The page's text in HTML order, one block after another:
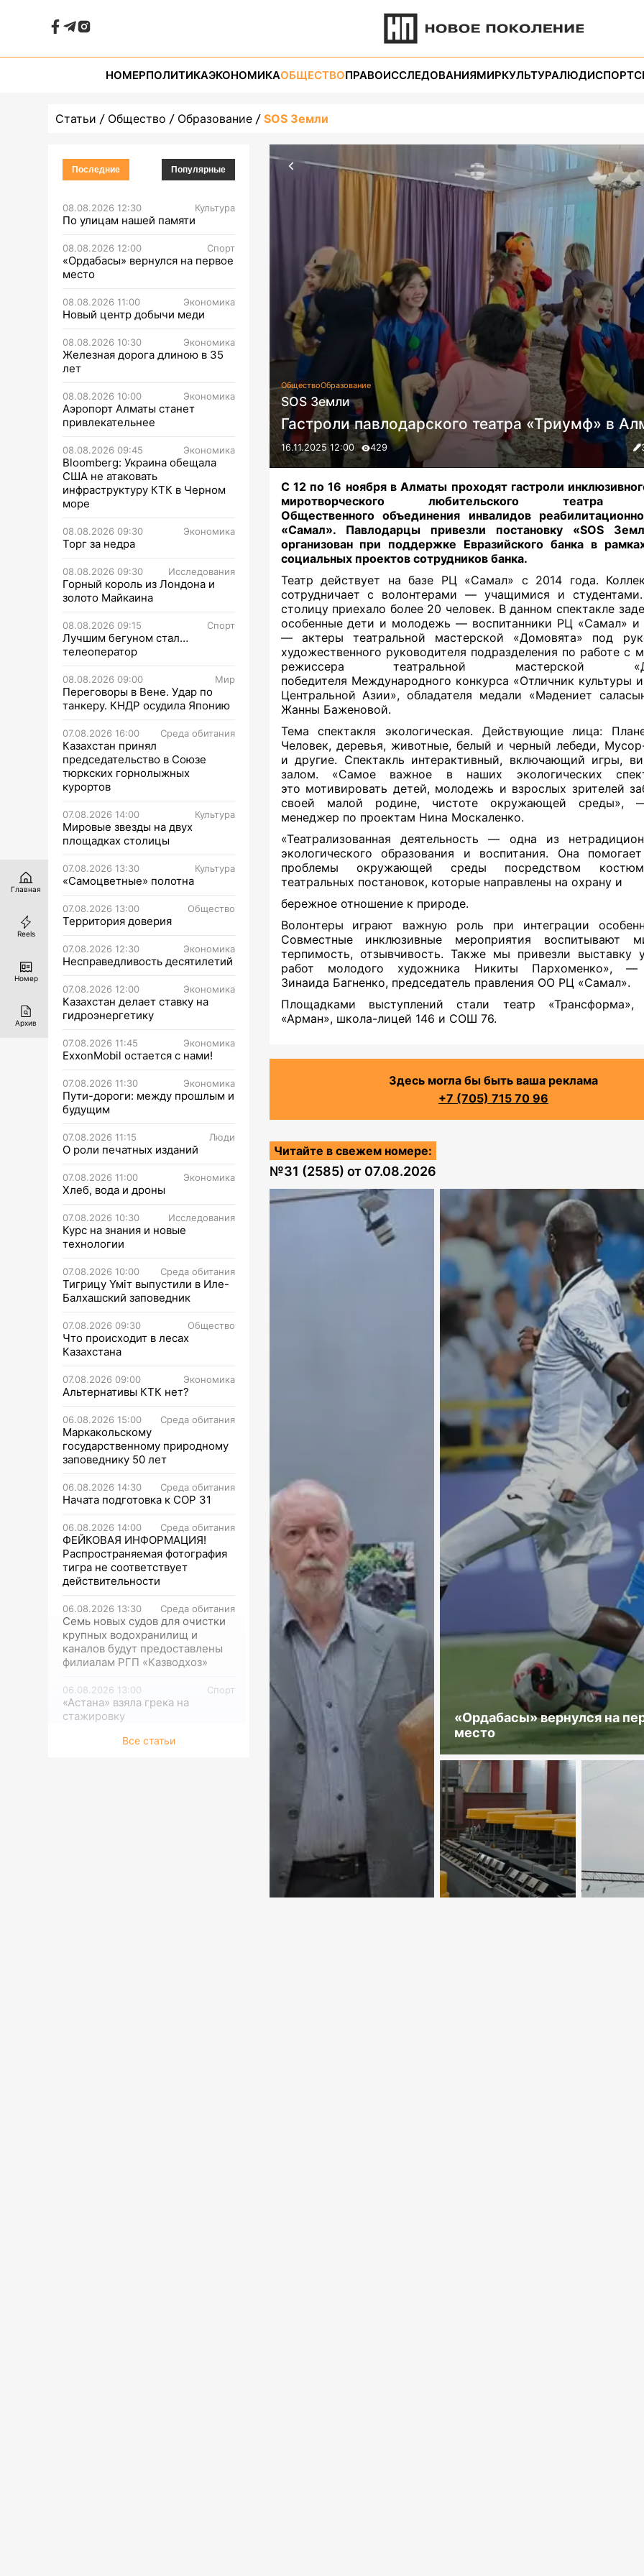
НОМЕРПОЛИТИКАЭКОНОМИКАОБЩЕСТВОПРАВОИССЛЕДОВАНИЯМИРКУЛЬТУРАЛЮДИСПОРТ
Статьи Общество Образование SOS Земли
Последние Популярные
08.08.2026 12:30 Культура
По улицам нашей памяти
08.08.2026 12:00 Спорт
«Ордабасы» вернулся на первое
место
08.08.2026 11:00 Экономика
Новый центр добычи меди
08.08.2026 10:30 Экономика
Железная дорога длиною в 35
лет
08.08.2026 10:00 Экономика
Аэропорт Алматы станет
привлекательнее
08.08.2026 09:45 Экономика
Bloomberg: Украина обещала
США не атаковать
инфраструктуру КТК в Черном
море
08.08.2026 09:30 Экономика
Торг за недра
08.08.2026 09:30 Исследования
Горный король из Лондона и
золото Майкаина
08.08.2026 09:15 Спорт
Лучшим бегуном стал…
телеоператор
08.08.2026 09:00 Мир
Переговоры в Вене. Удар по
танкеру. КНДР осудила Японию
07.08.2026 16:00 Среда обитания
Казахстан принял
председательство в Союзе
тюркских горнолыжных
курортов
07.08.2026 14:00 Культура
Мировые звезды на двух
площадках столицы
07.08.2026 13:30 Культура
«Самоцветные» полотна
07.08.2026 13:00 Общество
Территория доверия
07.08.2026 12:30 Экономика
Несправедливость десятилетий
07.08.2026 12:00 Экономика
Казахстан делает ставку на
гидроэнергетику
07.08.2026 11:45 Экономика
ExxonMobil остается с нами!
07.08.2026 11:30 Экономика
Пути-дороги: между прошлым и
будущим
07.08.2026 11:15 Люди
О роли печатных изданий
07.08.2026 11:00 Экономика
Хлеб, вода и дроны
07.08.2026 10:30 Исследования
Курс на знания и новые
технологии
07.08.2026 10:00 Среда обитания
Тигрицу Үміт выпустили в Иле-
Балхашский заповедник
07.08.2026 09:30 Общество
Что происходит в лесах
Казахстана
07.08.2026 09:00 Экономика
Альтернативы КТК нет?
06.08.2026 15:00 Среда обитания
Маркакольскому
государственному природному
заповеднику 50 лет
06.08.2026 14:30 Среда обитания
Начата подготовка к СОР 31
06.08.2026 14:00 Среда обитания
ФЕЙКОВАЯ ИНФОРМАЦИЯ!
Распространяемая фотография
тигра не соответствует
действительности
06.08.2026 13:30 Среда обитания
Семь новых судов для очистки
крупных водохранилищ и
каналов будут предоставлены
филиалам РГП «Казводхоз»
06.08.2026 13:00 Спорт
«Астана» взяла грека на
стажировку
06.08.2026 12:30 Исследования
Все статьи
ОбществоОбразование
SOS Земли
Гастроли павлодарского театра «Триумф» в
16.11.2025 12:00 429
С 12 по 16 ноября в Алматы проходят гастроли
миротворческого любительского театра
Общественного объединения инвалидов
«Самал». Павлодарцы привезли постановку «SOS
организован при поддержке Евразийского банка в
социальных проектов сотрудников банка.
Театр действует на базе РЦ «Самал» с 2014 года.
сотрудничает с волонтерами — учащимися и
столицу приехало более 20 человек. В данном спектакле
особенные дети и молодежь — воспитанники РЦ «Самал» и
— актеры театральной мастерской «Домовята» под
художественного руководителя подразделения по работе с
режиссера театральной мастерской
победителя Международного конкурса «Отличник культуры
Центральной Азии», обладателя медали «Мәдениет
Жанны Баженовой.
Тема спектакля экологическая. Действующие лица:
Человек, деревья, животные, белый и черный лебеди,
и другие. Спектакль интерактивный, включающий игры,
залом. «Самое важное в наших экологических
это мотивировать детей, молодежь и взрослых зрителей
своей малой родине, чистоте окружающей среды»,
менеджер по проектам Нина Москаленко.
«Театрализованная деятельность — одна из
экологического образования и воспитания. Она
проблемы окружающей среды посредством
театральных постановок, которые направлены на охрану и
бережное отношение к природе.
Волонтеры играют важную роль при интеграции
Совместные инклюзивные мероприятия воспитывают
терпимость, отзывчивость. Также мы привезли выставку
работ молодого художника Никиты Пархоменко», —
Зинаида Багненко, председатель правления ОО РЦ «Самал».
Площадками выступлений стали театр «Трансформа»,
«Арман», школа-лицей 146 и СОШ 76.
Здесь могла бы быть ваша реклама
+7 (705) 715 70 96
Читайте в свежем номере:
№31 (2585) от 07.08.2026
«Ордабасы» вернулся на
место
Главная
Reels
Номер
Архив